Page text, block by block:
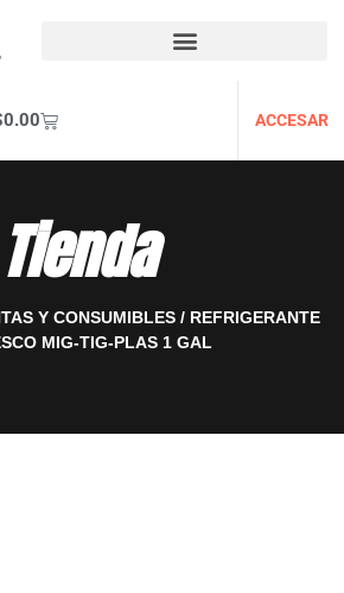
0.00 ACCESAR
Tienda
Y CONSUMIBLES / REFRIGERANTE
MIG-TIG-PLAS 1 GAL